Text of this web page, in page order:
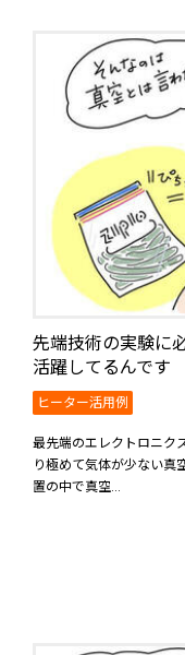
先端技術の実験に
活躍してるんです
ヒーター活用例
最先端のエレクトロニク
り極めて気体が少ない真
置の中で真空...